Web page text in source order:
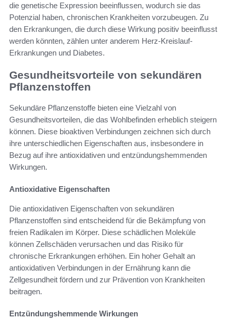
die genetische Expression beeinflussen, wodurch sie das
Potenzial haben, chronischen Krankheiten vorzubeugen. Zu
den Erkrankungen, die durch diese Wirkung positiv beeinflusst
werden könnten, zählen unter anderem Herz-Kreislauf-
Erkrankungen und Diabetes.
Gesundheitsvorteile von sekundären
Pflanzenstoffen
Sekundäre Pflanzenstoffe bieten eine Vielzahl von
Gesundheitsvorteilen, die das Wohlbefinden erheblich steigern
können. Diese bioaktiven Verbindungen zeichnen sich durch
ihre unterschiedlichen Eigenschaften aus, insbesondere in
Bezug auf ihre antioxidativen und entzündungshemmenden
Wirkungen.
Antioxidative Eigenschaften
Die antioxidativen Eigenschaften von sekundären
Pflanzenstoffen sind entscheidend für die Bekämpfung von
freien Radikalen im Körper. Diese schädlichen Moleküle
können Zellschäden verursachen und das Risiko für
chronische Erkrankungen erhöhen. Ein hoher Gehalt an
antioxidativen Verbindungen in der Ernährung kann die
Zellgesundheit fördern und zur Prävention von Krankheiten
beitragen.
Entzündungshemmende Wirkungen